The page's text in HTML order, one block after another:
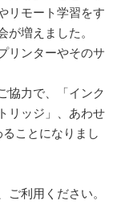
リモート学習をす
が増えました。
リンターやそのサ
協力で、「インク
リッジ」、あわせ
ことになりまし
利用ください。